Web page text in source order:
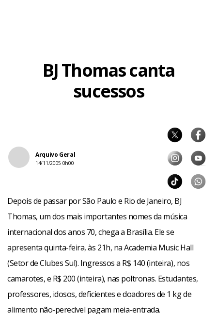
BJ Thomas canta
sucessos
Arquivo Geral
14/11/2005 0h00
Depois de passar por São Paulo e Rio de Janeiro, BJ
Thomas, um dos mais importantes nomes da música
internacional dos anos 70, chega a Brasília. Ele se
apresenta quinta-feira, às 21h, na Academia Music Hall
(Setor de Clubes Sul). Ingressos a R$ 140 (inteira), nos
camarotes, e R$ 200 (inteira), nas poltronas. Estudantes,
professores, idosos, deficientes e doadores de 1 kg de
alimento não-perecível pagam meia-entrada.